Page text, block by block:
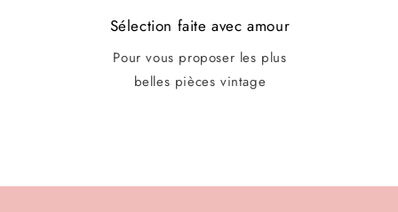
Sélection faite avec amour
Pour vous proposer les plus
belles pièces vintage